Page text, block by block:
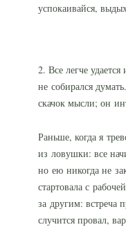
успокаивайся,
2. Все легче
не собирался
скачок мысли; он
Раньше, когда я
из ловушки: все
но ею никогда не
стартовала с
за другим: встреча
случится провал,